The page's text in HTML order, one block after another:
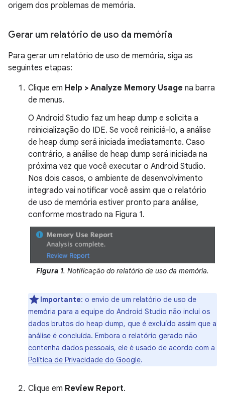
origem dos problemas de memória.
Gerar um relatório de uso da memória
Para gerar um relatório de uso de memória, siga as
seguintes etapas:
Clique em Help > Analyze Memory Usage na barra
de menus.
O Android Studio faz um heap dump e solicita a
reinicialização do IDE. Se você reiniciá-lo, a análise
de heap dump será iniciada imediatamente. Caso
contrário, a análise de heap dump será iniciada na
próxima vez que você executar o Android Studio.
Nos dois casos, o ambiente de desenvolvimento
integrado vai notificar você assim que o relatório
de uso de memória estiver pronto para análise,
conforme mostrado na Figura 1.
Figura 1. Notificação do relatório de uso da memória.
Importante: o envio de um relatório de uso de
memória para a equipe do Android Studio não inclui os
dados brutos do heap dump, que é excluído assim que a
análise é concluída. Embora o relatório gerado não
contenha dados pessoais, ele é usado de acordo com a
Política de Privacidade do Google.
Clique em Review Report.